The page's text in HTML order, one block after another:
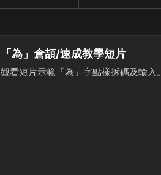
「為」倉頡/速成教學短片
觀看短片示範「為」字點樣拆碼及輸入。